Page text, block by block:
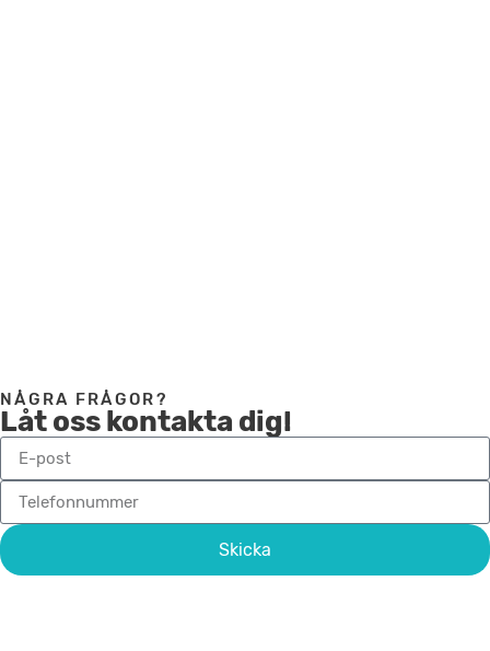
NÅGRA FRÅGOR?
Låt oss kontakta dig!
Skicka